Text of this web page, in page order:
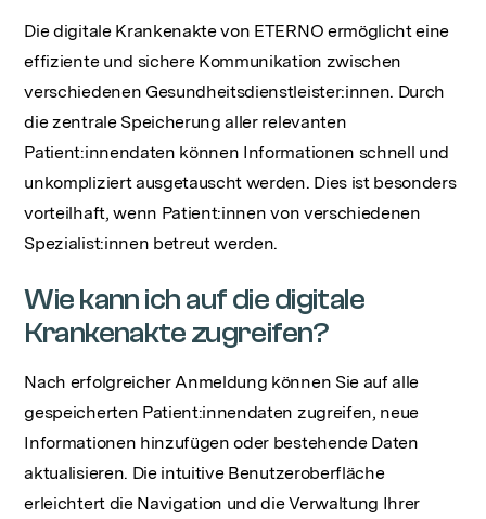
Die digitale Krankenakte von ETERNO ermöglicht eine
effiziente und sichere Kommunikation zwischen
verschiedenen Gesundheitsdienstleister:innen. Durch
die zentrale Speicherung aller relevanten
Patient:innendaten können Informationen schnell und
unkompliziert ausgetauscht werden. Dies ist besonders
vorteilhaft, wenn Patient:innen von verschiedenen
Spezialist:innen betreut werden.
Wie kann ich auf die digitale
Krankenakte zugreifen?
Nach erfolgreicher Anmeldung können Sie auf alle
gespeicherten Patient:innendaten zugreifen, neue
Informationen hinzufügen oder bestehende Daten
aktualisieren. Die intuitive Benutzeroberfläche
erleichtert die Navigation und die Verwaltung Ihrer